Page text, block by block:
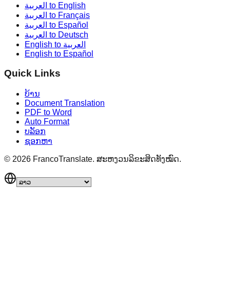
العربية to English
العربية to Français
العربية to Español
العربية to Deutsch
English to العربية
English to Español
Quick Links
ບ້ານ
Document Translation
PDF to Word
Auto Format
ບລັອກ
ຊອກຫາ
© 2026 FrancoTranslate. ສະຫງວນລິຂະສິດທັງໝົດ.